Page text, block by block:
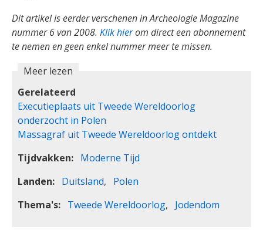
Dit artikel is eerder verschenen in Archeologie Magazine
nummer 6 van 2008. Klik hierom direct een abonnement
te nemen en geenenkel nummer meer te missen.
Meer lezen
Gerelateerd
Executieplaats uit Tweede Wereldoorlog
onderzocht in Polen
Massagraf uit Tweede Wereldoorlog ontdekt
Tijdvakken
Moderne Tijd
Landen
Duitsland
Polen
Thema's
Tweede Wereldoorlog Jodendom